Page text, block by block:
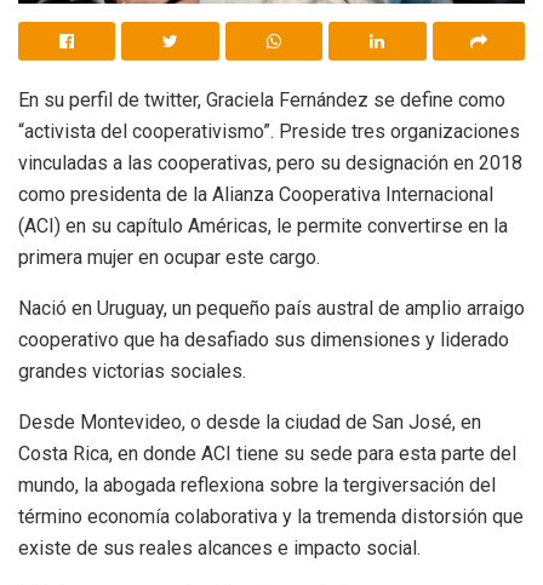
En su perfil de twitter, Graciela Fernández se define como
“activista del cooperativismo”. Preside tres organizaciones
vinculadas a las cooperativas, pero su designación en 2018
como presidenta de la Alianza Cooperativa Internacional
(ACI) en su capítulo Américas, le permite convertirse en la
primera mujer en ocupar este cargo.
Nació en Uruguay, un pequeño país austral de amplio arraigo
cooperativo que ha desafiado sus dimensiones y liderado
grandes victorias sociales.
Desde Montevideo, o desde la ciudad de San José, en
Costa Rica, en donde ACI tiene su sede para esta parte del
mundo, la abogada reflexiona sobre la tergiversación del
término economía colaborativa y la tremenda distorsión que
existe de sus reales alcances e impacto social.